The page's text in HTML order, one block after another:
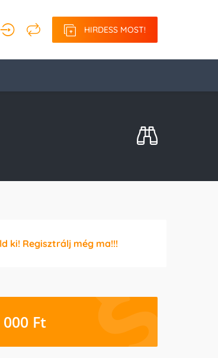
HIRDESS MOST!
ki! Regisztrálj még ma!!!
Ft